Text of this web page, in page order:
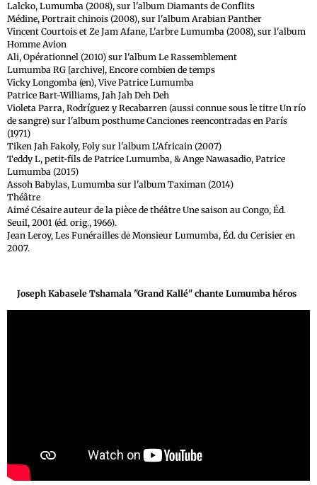
Lalcko, Lumumba (2008), sur l'album Diamants de Conflits
Médine, Portrait chinois (2008), sur l'album Arabian Panther
Vincent Courtois et Ze Jam Afane, L'arbre Lumumba (2008), sur l'album
Homme Avion
Ali, Opérationnel (2010) sur l'album Le Rassemblement
Lumumba RG [archive], Encore combien de temps
Vicky Longomba (en), Vive Patrice Lumumba
Patrice Bart-Williams, Jah Jah Deh Deh
Violeta Parra, Rodríguez y Recabarren (aussi connue sous le titre Un río
de sangre) sur l'album posthume Canciones reencontradas en París
(1971)
Tiken Jah Fakoly, Foly sur l'album L'Africain (2007)
Teddy L, petit-fils de Patrice Lumumba, & Ange Nawasadio, Patrice
Lumumba (2015)
Assoh Babylas, Lumumba sur l'album Taximan (2014)
Théâtre
Aimé Césaire auteur de la pièce de théâtre Une saison au Congo, Éd.
Seuil, 2001 (éd. orig., 1966).
Jean Leroy, Les Funérailles de Monsieur Lumumba, Éd. du Cerisier en
2007.
Joseph Kabasele Tshamala "Grand Kallé" chante Lumumba héros